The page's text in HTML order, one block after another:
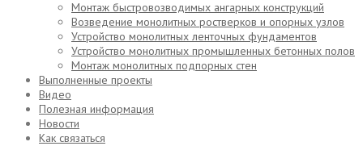
Монтаж быстровозводимых ангарных конструкций
Возведение монолитных ростверков и опорных узлов
Устройство монолитных ленточных фундаментов
Устройство монолитных промышленных бетонных полов
Монтаж монолитных подпорных стен
Выполненные проекты
Видео
Полезная информация
Новости
Как связаться